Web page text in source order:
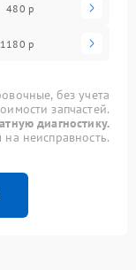
480 р
1180 р
без учета
запчастей.
диагностику.
неисправность.